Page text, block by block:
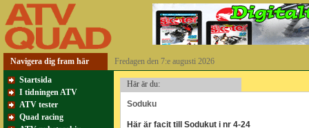
Navigera dig fram här
Fredagen den 7:e augusti 2026
Startsida
I tidningen ATV
ATV tester
Quad racing
Här är du:
Soduku
Här är facit till Sodukut i nr 4-24